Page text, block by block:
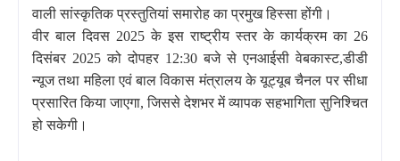
वाली सांस्कृतिक प्रस्तुतियां समारोह का प्रमुख हिस्सा होंगी।
वीर बाल दिवस 2025 के इस राष्ट्रीय स्तर के कार्यक्रम का 26
दिसंबर 2025 को दोपहर 12:30 बजे से एनआईसी वेबकास्ट,डीडी
न्यूज तथा महिला एवं बाल विकास मंत्रालय के यूट्यूब चैनल पर सीधा
प्रसारित किया जाएगा, जिससे देशभर में व्यापक सहभागिता सुनिश्चित
हो सकेगी।